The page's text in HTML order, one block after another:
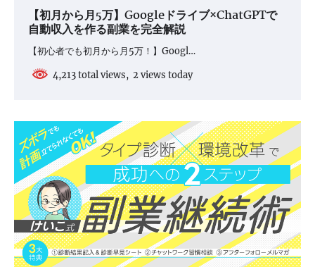
【初月から月5万】Googleドライブ×ChatGPTで
自動収入を作る副業を完全解説
【初心者でも初月から月5万！】Googl…
4,213 total views, 2 views today